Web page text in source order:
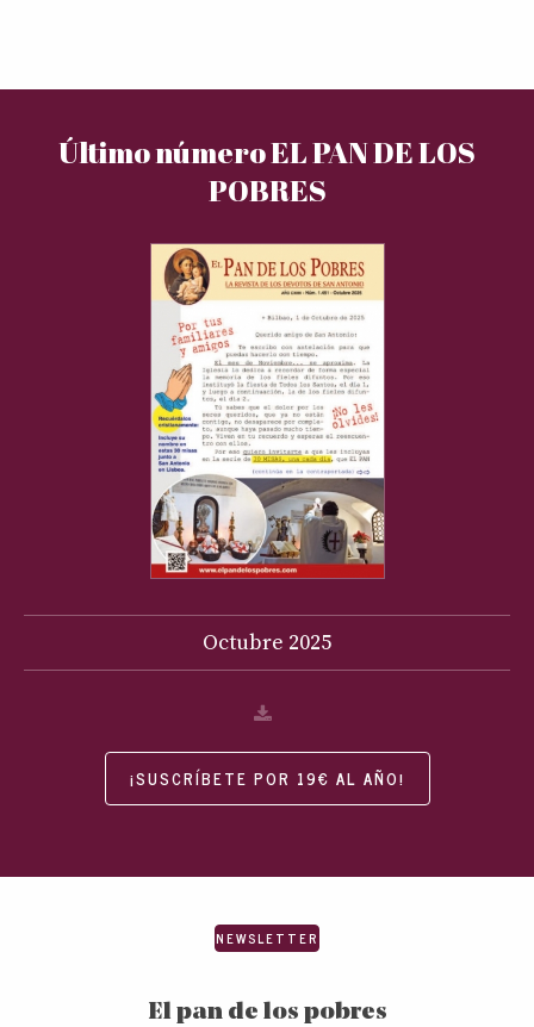
Último número EL PAN DE LOS
POBRES
Octubre 2025
¡SUSCRÍBETE POR 19€ AL AÑO!
El pan de los pobres
NEWSLETTER